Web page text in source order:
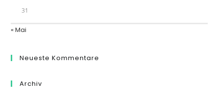
31
« Mai
Neueste Kommentare
Archiv